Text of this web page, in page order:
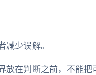
少误解。
在判断之前，不能把